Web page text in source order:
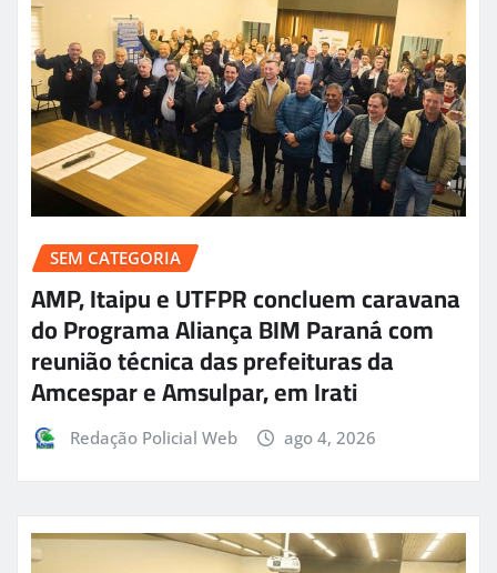
SEM CATEGORIA
AMP, Itaipu e UTFPR concluem caravana
do Programa Aliança BIM Paraná com
reunião técnica das prefeituras da
Amcespar e Amsulpar, em Irati
Redação Policial Web ago 4, 2026